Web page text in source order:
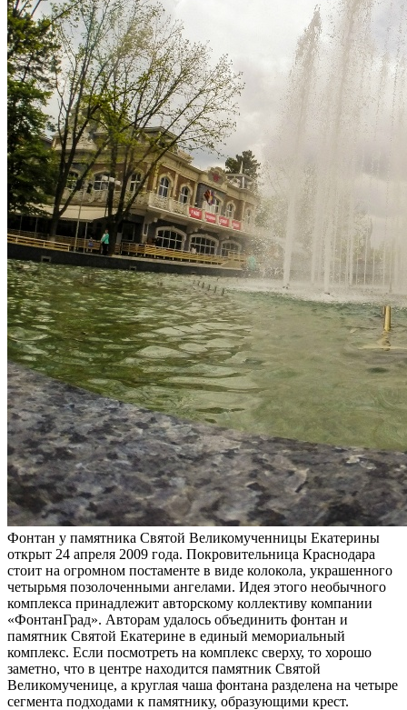
Фонтан у памятника Святой Великомученницы Екатерины
открыт 24 апреля 2009 года. Покровительница Краснодара
стоит на огромном постаменте в виде колокола, украшенного
четырьмя позолоченными ангелами. Идея этого необычного
комплекса принадлежит авторскому коллективу компании
«ФонтанГрад». Авторам удалось объединить фонтан и
памятник Святой Екатерине в единый мемориальный
комплекс. Если посмотреть на комплекс сверху, то хорошо
заметно, что в центре находится памятник Святой
Великомученице, а круглая чаша фонтана разделена на четыре
сегмента подходами к памятнику, образующими крест.